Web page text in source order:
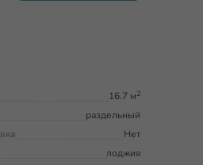
16.7 м2
раздельный
Нет
лоджия